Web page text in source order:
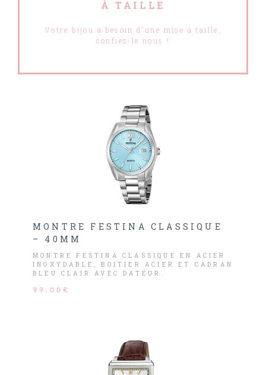
À TAILLE
Votre bijou a besoin d'une mise à taille,
confiez-le nous !
MONTRE FESTINA CLASSIQUE
– 40MM
MONTRE FESTINA CLASSIQUE EN ACIER
INOXYDABLE, BOITIER ACIER ET CADRAN
BLEU CLAIR AVEC DATEUR.
99,00€